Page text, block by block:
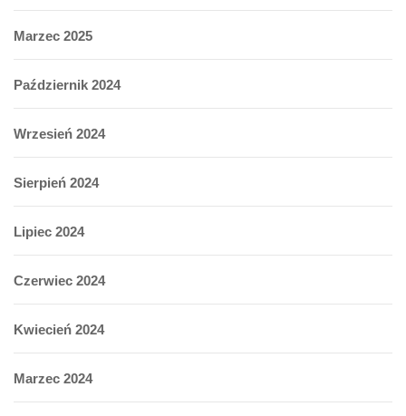
Marzec 2025
Październik 2024
Wrzesień 2024
Sierpień 2024
Lipiec 2024
Czerwiec 2024
Kwiecień 2024
Marzec 2024